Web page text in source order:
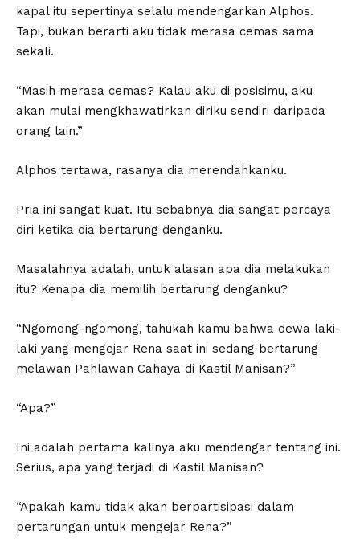
kapal itu sepertinya selalu mendengarkan Alphos.
Tapi, bukan berarti aku tidak merasa cemas sama
sekali.
“Masih merasa cemas? Kalau aku di posisimu, aku
akan mulai mengkhawatirkan diriku sendiri daripada
orang lain.”
Alphos tertawa, rasanya dia merendahkanku.
Pria ini sangat kuat. Itu sebabnya dia sangat percaya
diri ketika dia bertarung denganku.
Masalahnya adalah, untuk alasan apa dia melakukan
itu? Kenapa dia memilih bertarung denganku?
“Ngomong-ngomong, tahukah kamu bahwa dewa laki-
laki yang mengejar Rena saat ini sedang bertarung
melawan Pahlawan Cahaya di Kastil Manisan?”
“Apa?”
Ini adalah pertama kalinya aku mendengar tentang ini.
Serius, apa yang terjadi di Kastil Manisan?
“Apakah kamu tidak akan berpartisipasi dalam
pertarungan untuk mengejar Rena?”